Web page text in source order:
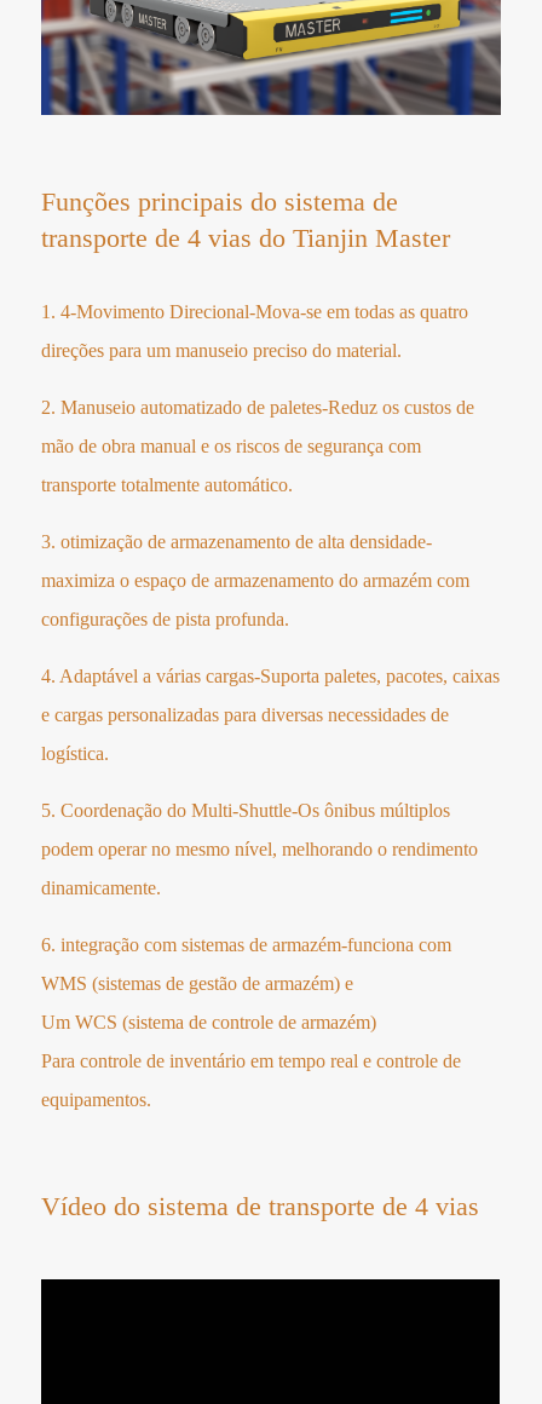
Funções principais do sistema de
transporte de 4 vias do Tianjin Master
1. 4-Movimento Direcional-Mova-se em todas as quatro
direções para um manuseio preciso do material.
2. Manuseio automatizado de paletes-Reduz os custos de
mão de obra manual e os riscos de segurança com
transporte totalmente automático.
3. otimização de armazenamento de alta densidade-
maximiza o espaço de armazenamento do armazém com
configurações de pista profunda.
4. Adaptável a várias cargas-Suporta paletes, pacotes, caixas
e cargas personalizadas para diversas necessidades de
logística.
5. Coordenação do Multi-Shuttle-Os ônibus múltiplos
podem operar no mesmo nível, melhorando o rendimento
dinamicamente.
6. integração com sistemas de armazém-funciona com
WMS (sistemas de gestão de armazém) e
Um WCS (sistema de controle de armazém)
Para controle de inventário em tempo real e controle de
equipamentos.
Vídeo do sistema de transporte de 4 vias